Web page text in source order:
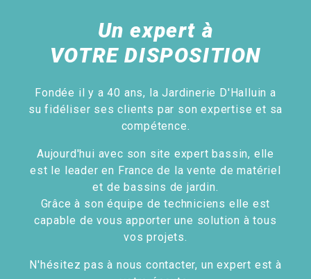
Un expert à
VOTRE DISPOSITION
Fondée il y a 40 ans, la Jardinerie D'Halluin a
su fidéliser ses clients par son expertise et sa
compétence.
Aujourd'hui avec son site expert bassin, elle
est le leader en France de la vente de matériel
et de bassins de jardin.
Grâce à son équipe de techniciens elle est
capable de vous apporter une solution à tous
vos projets.
N'hésitez pas à nous contacter, un expert est à